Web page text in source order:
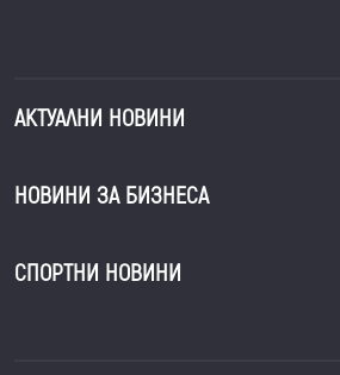
АКТУАЛНИ НОВИНИ
НОВИНИ ЗА БИЗНЕСА
СПОРТНИ НОВИНИ